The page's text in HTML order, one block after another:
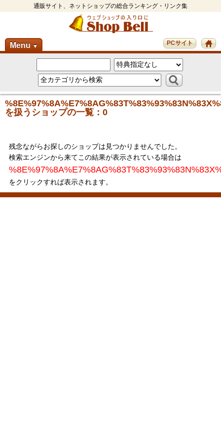
通販サイト、ネットショップの総合ランキング・リンク集
Menu ▼ PCサイト
を扱うショップの一覧：0
残念ながらお探しのショップは見つかりませんでした。
検索エンジンから来てこの結果が表示されている場合は
をクリックすれば表示されます。